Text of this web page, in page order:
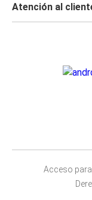
Atención al
Acceso